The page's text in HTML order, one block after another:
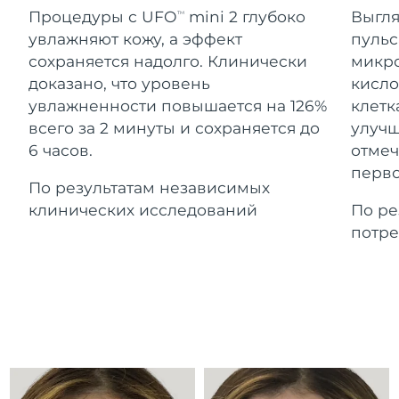
Процедуры с UFOTM
mini 2 глубоко
увлажняют кожу, а эффект
сохраняется надолго. Клинически
доказано, что уровень
увлажненности повышается на 126%
всего за 2 минуты и сохраняется до
6 часов.
По результатам независимых
клинических исследований
По
For healthy hair
18% PAP
Косметика Для мужчин
Купить
FOREO APP
Гибралтар
Ожидаемая дата доставки
8/14/26
Греция
Ожидаемая дата доставки
8/10/26
Гонконг (САР)
8/11/26
Венгрия
Ожидаемая дата доставки
8/11/26
о-в Мэн
Ожидаемая дата доставки